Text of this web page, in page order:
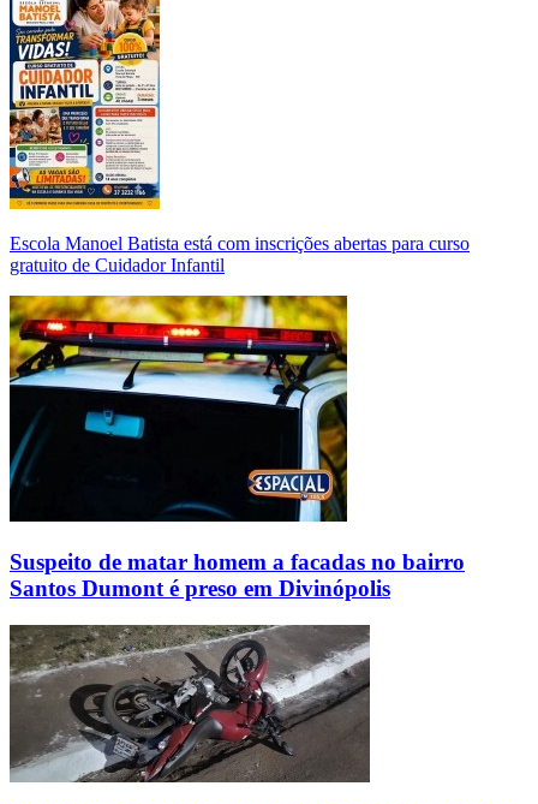
Escola Manoel Batista está com inscrições abertas para curso
gratuito de Cuidador Infantil
Suspeito de matar homem a facadas no bairro
Santos Dumont é preso em Divinópolis